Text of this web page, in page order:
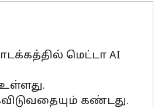
மெட்டா AI
கண்டது.